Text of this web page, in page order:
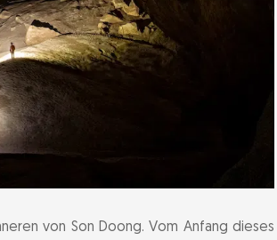
von Son Doong. Vom Anfang dieses